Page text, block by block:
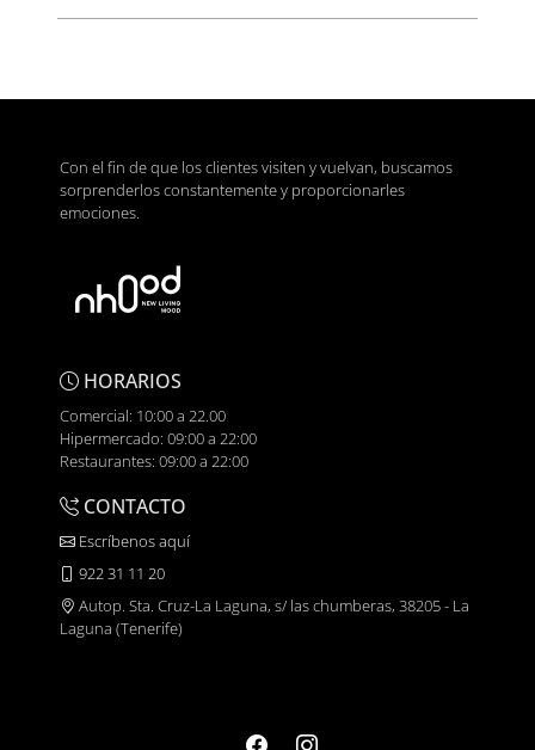
Con el fin de que los clientes visiten y vuelvan, buscamos
sorprenderlos constantemente y proporcionarles
emociones.
HORARIOS
Comercial: 10:00 a 22.00
Hipermercado: 09:00 a 22:00
Restaurantes: 09:00 a 22:00
CONTACTO
Escríbenos aquí
922 31 11 20
Autop. Sta. Cruz-La Laguna, s/ las chumberas, 38205 - La
Laguna (Tenerife)